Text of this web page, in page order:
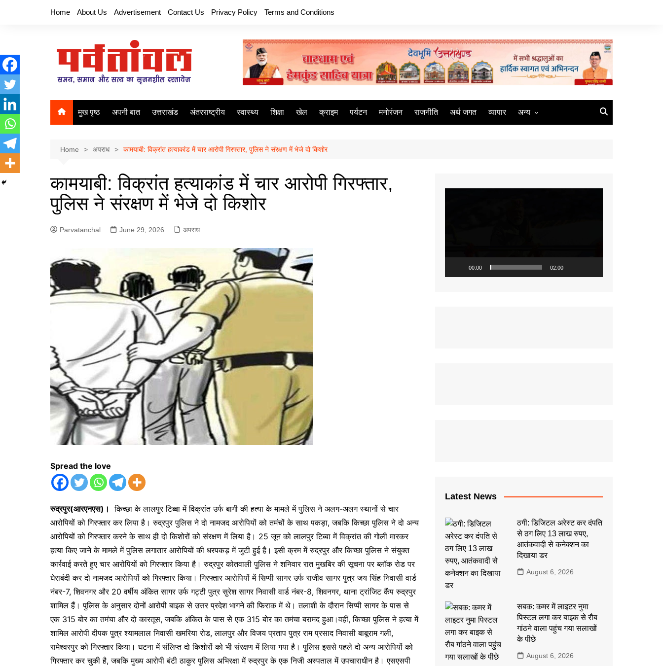
Home About Us Advertisement Contact Us Privacy Policy Terms and Conditions
मुख पृष्ठ अपनी बात उत्तराखंड अंतरराष्ट्रीय स्वास्थ्य शिक्षा खेल क्राइम पर्यटन मनोरंजन राजनीति अर्थ जगत व्यापार अन्य
सामयिकी
Home अपराध कामयाबी: विक्रांत हत्याकांड में चार आरोपी गिरफ्तार, पुलिस ने संरक्षण में भेजे दो किशोर
कामयाबी: विक्रांत हत्याकांड में चार आरोपी गिरफ्तार,
पुलिस ने संरक्षण में भेजे दो किशोर
Parvatanchal June 29, 2026 अपराध
Spread the love
रुद्रपुर(आरएनएस)। किच्छा के लालपुर टिब्बा में विक्रांत उर्फ बागी की हत्या के मामले में पुलिस ने अलग-अलग स्थानों से चार
आरोपियों को गिरफ्तार कर लिया है। रुद्रपुर पुलिस ने दो नामजद आरोपियों को तमंचों के साथ पकड़ा, जबकि किच्छा पुलिस ने दो अन्य
आरोपियों को गिरफ्तार करने के साथ ही दो किशोरों को संरक्षण में लिया है। 25 जून को लालपुर टिब्बा में विक्रांत की गोली मारकर
हत्या किए जाने के मामले में पुलिस लगातार आरोपियों की धरपकड़ में जुटी हुई है। इसी क्रम में रुद्रपुर और किच्छा पुलिस ने संयुक्त
कार्रवाई करते हुए चार आरोपियों को गिरफ्तार किया है। रुद्रपुर कोतवाली पुलिस ने शनिवार रात मुखबिर की सूचना पर ब्लॉक रोड पर
घेराबंदी कर दो नामजद आरोपियों को गिरफ्तार किया। गिरफ्तार आरोपियों में सिप्पी सागर उर्फ राजीव सागर पुत्र जय सिंह निवासी वार्ड
नंबर-7, शिवनगर और 20 वर्षीय अंकित सागर उर्फ गट्टी पुत्र सुरेश सागर निवासी वार्ड नंबर-8, शिवनगर, थाना ट्रांजिट कैंप रुद्रपुर
शामिल हैं। पुलिस के अनुसार दोनों आरोपी बाइक से उत्तर प्रदेश भागने की फिराक में थे। तलाशी के दौरान सिप्पी सागर के पास से
एक 315 बोर का तमंचा और दो कारतूस, जबकि अंकित के पास से एक 315 बोर का तमंचा बरामद हुआ।वहीं, किच्छा पुलिस ने हत्या में
शामिल आरोपी दीपक पुत्र श्यामलाल निवासी खमरिया रोड, लालपुर और विजय प्रताप पुत्र राम प्रसाद निवासी बाबूराम गली,
रामेश्वरपुर को गिरफ्तार किया। घटना में संलिप्त दो किशोरों को भी संरक्षण में लिया गया है। पुलिस इससे पहले दो अन्य आरोपियों को
गिरफ्तार कर चुकी है, जबकि मुख्य आरोपी बंटी ठाकुर पुलिस अभिरक्षा में रुद्रपुर के एक निजी अस्पताल में उपचाराधीन है। एसएसपी
00:00 02:00
Latest News
ठगी: डिजिटल अरेस्ट कर दंपति
से ठग लिए 13 लाख रुपए,
आतंकवादी से कनेक्शन का
दिखाया डर
August 6, 2026
सबक: कमर में लाइटर नुमा
पिस्टल लगा कर बाइक से रौब
गांठने वाला पहुंच गया सलाखों
के पीछे
August 6, 2026